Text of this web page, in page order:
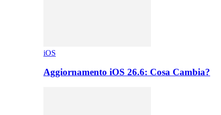
iOS
Aggiornamento iOS 26.6: Cosa Cambia?